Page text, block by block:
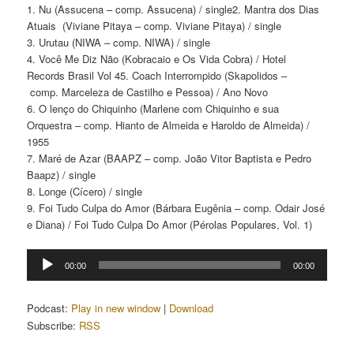
1. Nu (Assucena – comp. Assucena) / single2. Mantra dos Dias
Atuais (Viviane Pitaya – comp. Viviane Pitaya) / single
3. Urutau (NIWA – comp. NIWA) / single
4. Você Me Diz Não (Kobracaio e Os Vida Cobra) / Hotel
Records Brasil Vol 45. Coach Interrompido (Skapolidos –
comp. Marceleza de Castilho e Pessoa) / Ano Novo
6. O lenço do Chiquinho (Marlene com Chiquinho e sua
Orquestra – comp. Hianto de Almeida e Haroldo de Almeida) /
1955
7. Maré de Azar (BAAPZ – comp. João Vitor Baptista e Pedro
Baapz) / single
8. Longe (Cícero) / single
9. Foi Tudo Culpa do Amor (Bárbara Eugênia – comp. Odair José
e Diana) / Foi Tudo Culpa Do Amor (Pérolas Populares, Vol. 1)
Tocador
00:00 00:00
Podcast: Play in new window | Download
Subscribe: RSS